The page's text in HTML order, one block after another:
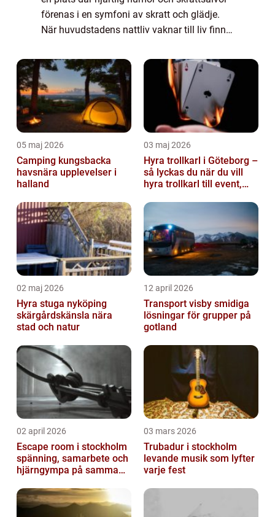
förenas i en symfoni av skratt och glädje.
När huvudstadens nattliv vaknar till liv finns
05 maj 2026
Camping kungsbacka
havsnära upplevelser i
halland
03 maj 2026
Hyra trollkarl i Göteborg –
så lyckas du när du vill
hyra trollkarl till event,
02 maj 2026
Hyra stuga nyköping
skärgårdskänsla nära
stad och natur
12 april 2026
Transport visby smidiga
lösningar för grupper på
gotland
02 april 2026
Escape room i stockholm
spänning, samarbete och
hjärngympa på samma
03 mars 2026
Trubadur i stockholm
levande musik som lyfter
varje fest